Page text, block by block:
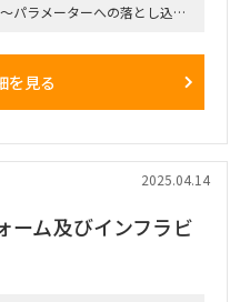
パラメーターへの落とし込み
は対面希望、状況に応じて柔
半は減らす、祝日前後はリモ
を見る
2025.04.14
ム及びインフラビ